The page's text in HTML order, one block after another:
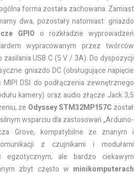
forma została zachowana. Zamiast
dwa, pozostały natomiast: gniazdo
GPIO o rozkładzie wyprowadzeń
wypracowanym przez twórców
USB C (5 V / 3A). Do dyspozycji
gniazdo DC (obsługujące napięcie
DSI do podłączenia zewnętrznego
kamery) oraz audio złącze Jack 3,5
że OdysseySTM32MP157C został
wsparciu dla zastosowań „Arduino-
Grove, kompatybilne ze znanym i
z czujnikami i modułami
egzotycznym, ale bardzo ciekawym
zbyt często w minikomputerach